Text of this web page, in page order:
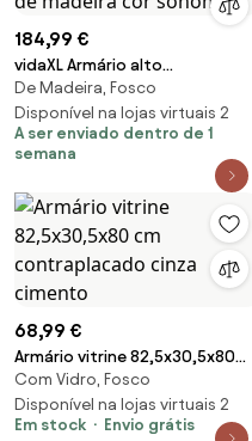
184,99 €
vidaXL Armário alto
69,5x34x180 cm derivados de
madeira cor sonoma
De Madeira, Fosco
Disponível na lojas virtuais 2
A ser enviado dentro de 1
semana
68,99 €
Armário vitrine 82,5x30,5x80
cm contraplacado cinza
cimento
Com Vidro, Fosco
Disponível na lojas virtuais 2
Em stock
Envio grátis